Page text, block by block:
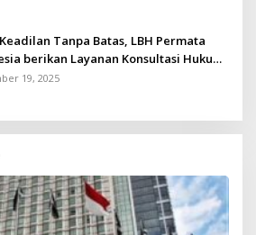
Tanpa Batas, LBH Permata
berikan Layanan Konsultasi Hukum
Kurang Mampu
19, 2025